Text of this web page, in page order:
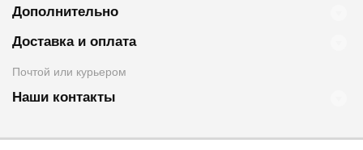
Дополнительно
Доставка и оплата
Почтой или курьером
Наши контакты